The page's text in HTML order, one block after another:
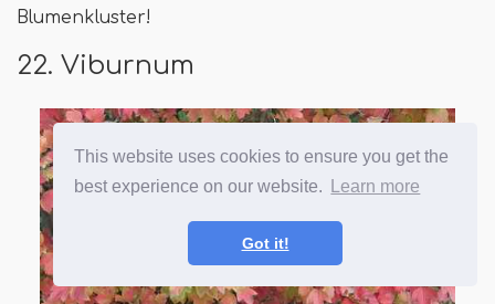
This website uses cookies to ensure you get the
best experience on our website.
Learn more
Got it!
Blumenkluster!
22. Viburnum